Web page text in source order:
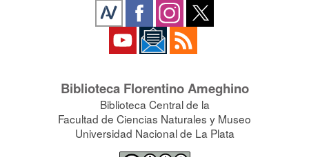
Biblioteca Florentino Ameghino
Biblioteca Central de la
Facultad de Ciencias Naturales y Museo
Universidad Nacional de La Plata